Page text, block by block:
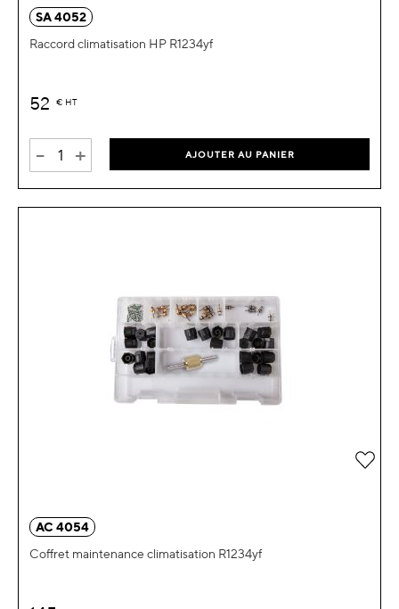
SA 4052
Raccord climatisation HP R1234yf
52 € HT
- + AJOUTER AU PANIER
AC 4054
Coffret maintenance climatisation R1234yf